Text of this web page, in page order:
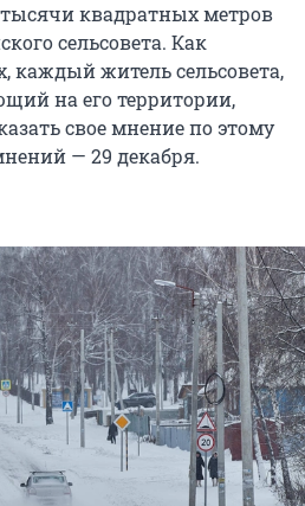
квадратных метров
сельсовета. Как
каждый житель сельсовета,
на его территории,
свое мнение по этому
— 29 декабря.